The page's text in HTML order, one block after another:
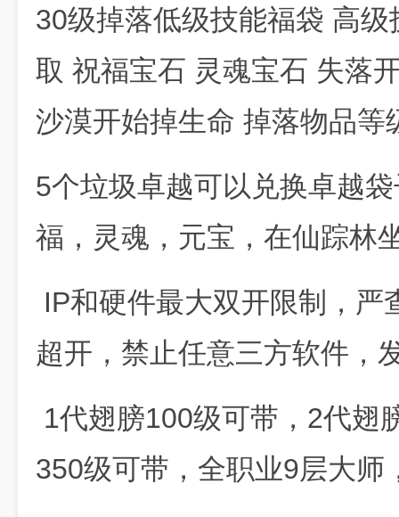
30级掉落低级技能福袋 高
取 祝福宝石 灵魂宝石 失落
沙漠开始掉生命 掉落物品等
5个垃圾卓越可以兑换卓越
福，灵魂，元宝，在仙踪林
IP和硬件最大双开限制，
超开，禁止任意三方软件，
1代翅膀100级可带，2代翅
350级可带，全职业9层大师